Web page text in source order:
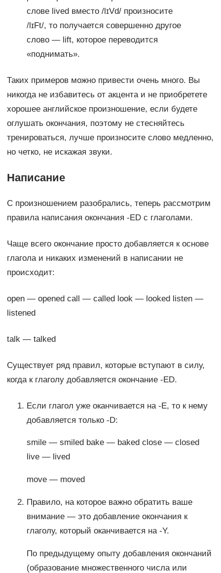
слове lived вместо /lɪVd/ произносите
/lɪFt/, то получается совершенно другое
слово — lift, которое переводится
«поднимать».
Таких примеров можно привести очень много. Вы
никогда не избавитесь от акцента и не приобретете
хорошее английское произношение, если будете
оглушать окончания, поэтому не стесняйтесь
тренироваться, лучше произносите слово медленно,
но четко, не искажая звуки.
Написание
С произношением разобрались, теперь рассмотрим
правила написания окончания -ED с глаголами.
Чаще всего окончание просто добавляется к основе
глагола и никаких изменений в написании не
происходит:
open — opened call — called look — looked listen —
listened
talk — talked
Существует ряд правил, которые вступают в силу,
когда к глаголу добавляется окончание -ED.
Если глагол уже оканчивается на -Е, то к нему
добавляется только -D:
smile — smiled bake — baked close — closed
live — lived
move — moved
Правило, на которое важно обратить ваше
внимание — это добавление окончания к
глаголу, который оканчивается на -Y.
По предыдущему опыту добавления окончаний
(образование множественного числа или